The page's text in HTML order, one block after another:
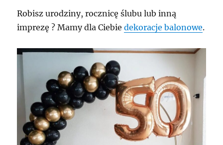
Robisz urodziny, rocznicę ślubu lub inną
imprezę ? Mamy dla Ciebiedekoracje balonowe.